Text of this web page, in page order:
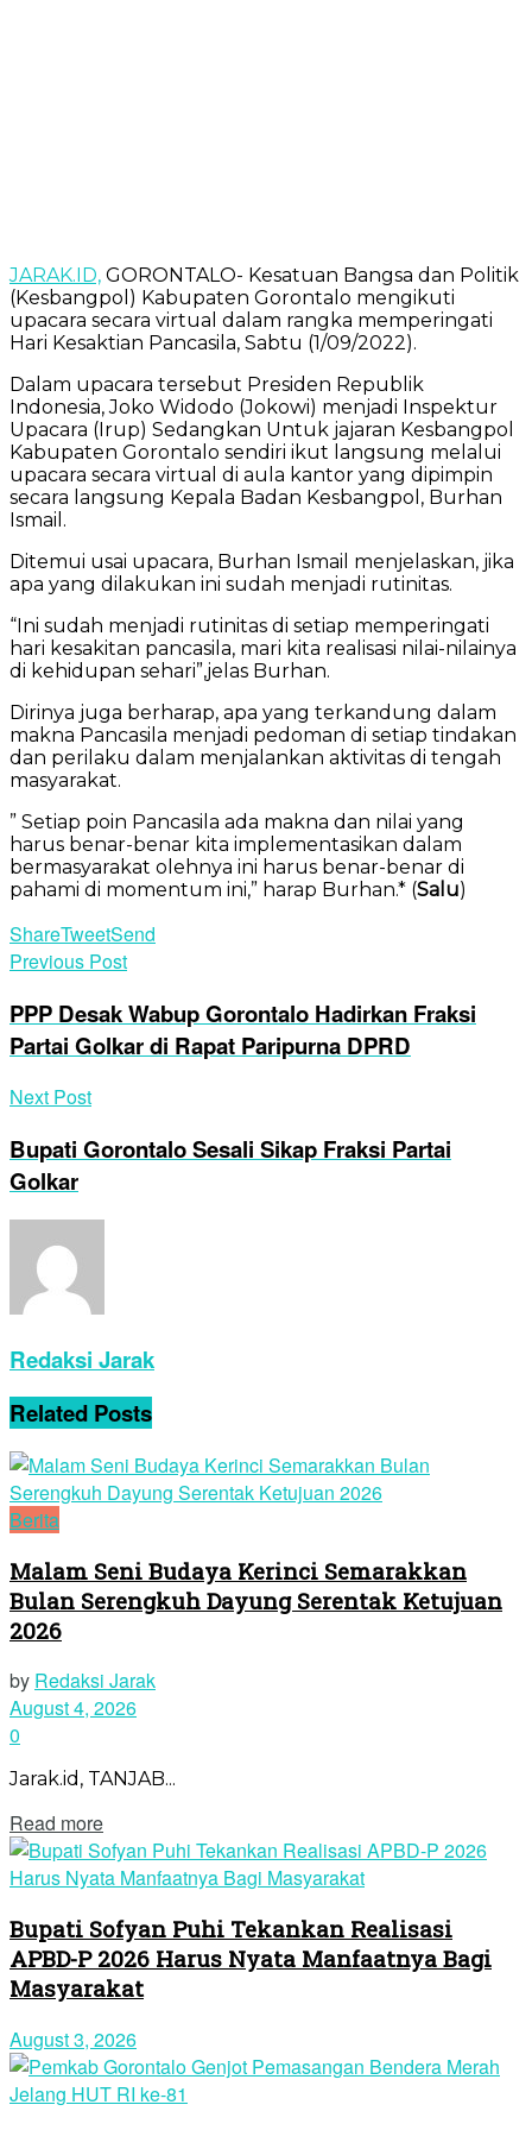
JARAK.ID, GORONTALO- Kesatuan Bangsa dan Politik
(Kesbangpol) Kabupaten Gorontalo mengikuti
upacara secara virtual dalam rangka memperingati
Hari Kesaktian Pancasila, Sabtu (1/09/2022).
Dalam upacara tersebut Presiden Republik
Indonesia, Joko Widodo (Jokowi) menjadi Inspektur
Upacara (Irup) Sedangkan Untuk jajaran Kesbangpol
Kabupaten Gorontalo sendiri ikut langsung melalui
upacara secara virtual di aula kantor yang dipimpin
secara langsung Kepala Badan Kesbangpol, Burhan
Ismail.
Ditemui usai upacara, Burhan Ismail menjelaskan, jika
apa yang dilakukan ini sudah menjadi rutinitas.
“Ini sudah menjadi rutinitas di setiap memperingati
hari kesakitan pancasila, mari kita realisasi nilai-nilainya
di kehidupan sehari”,jelas Burhan.
Dirinya juga berharap, apa yang terkandung dalam
makna Pancasila menjadi pedoman di setiap tindakan
dan perilaku dalam menjalankan aktivitas di tengah
masyarakat.
” Setiap poin Pancasila ada makna dan nilai yang
harus benar-benar kita implementasikan dalam
bermasyarakat olehnya ini harus benar-benar di
pahami di momentum ini,” harap Burhan.* (Salu)
ShareTweetSend
Previous Post
PPP Desak Wabup Gorontalo Hadirkan Fraksi
Partai Golkar di Rapat Paripurna DPRD
Next Post
Bupati Gorontalo Sesali Sikap Fraksi Partai
Golkar
Redaksi Jarak
Related Posts
Berita
Malam Seni Budaya Kerinci Semarakkan
Bulan Serengkuh Dayung Serentak Ketujuan
2026
by Redaksi Jarak
August 4, 2026
0
Jarak.id, TANJAB...
Read more
Bupati Sofyan Puhi Tekankan Realisasi
APBD-P 2026 Harus Nyata Manfaatnya Bagi
Masyarakat
August 3, 2026